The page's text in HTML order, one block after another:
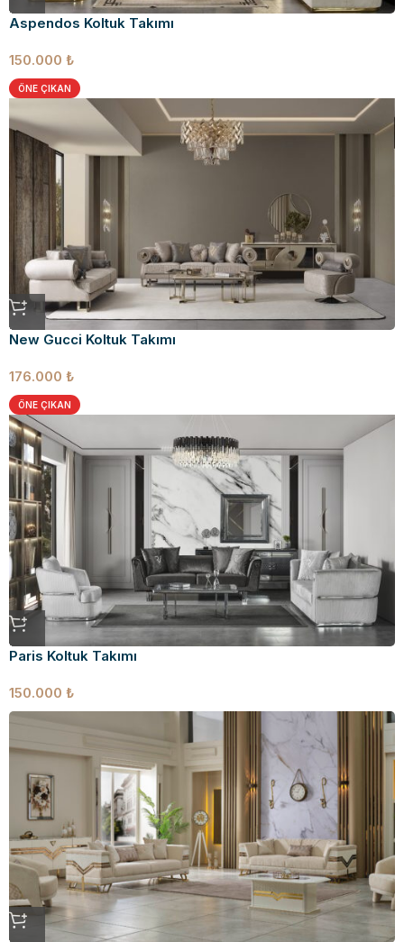
Aspendos Koltuk Takımı
150.000 ₺
ÖNE ÇIKAN
New Gucci Koltuk Takımı
176.000 ₺
ÖNE ÇIKAN
Paris Koltuk Takımı
150.000 ₺